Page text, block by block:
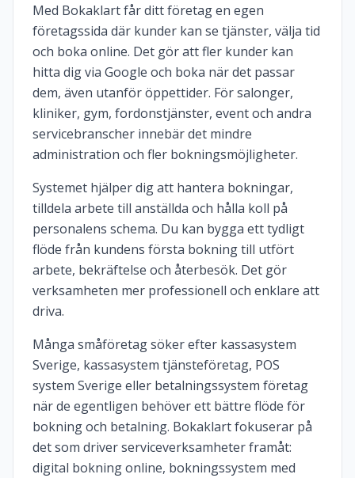
Med Bokaklart får ditt företag en egen
företagssida där kunder kan se tjänster, välja tid
och boka online. Det gör att fler kunder kan
hitta dig via Google och boka när det passar
dem, även utanför öppettider. För salonger,
kliniker, gym, fordonstjänster, event och andra
servicebranscher innebär det mindre
administration och fler bokningsmöjligheter.
Systemet hjälper dig att hantera bokningar,
tilldela arbete till anställda och hålla koll på
personalens schema. Du kan bygga ett tydligt
flöde från kundens första bokning till utfört
arbete, bekräftelse och återbesök. Det gör
verksamheten mer professionell och enklare att
driva.
Många småföretag söker efter kassasystem
Sverige, kassasystem tjänsteföretag, POS
system Sverige eller betalningssystem företag
när de egentligen behöver ett bättre flöde för
bokning och betalning. Bokaklart fokuserar på
det som driver serviceverksamheter framåt:
digital bokning online, bokningssystem med